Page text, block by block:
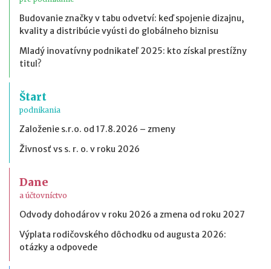
Budovanie značky v tabu odvetví: keď spojenie dizajnu,
kvality a distribúcie vyústi do globálneho biznisu
Mladý inovatívny podnikateľ 2025: kto získal prestížny
titul?
Štart
podnikania
Založenie s.r.o. od 17.8.2026 – zmeny
Živnosť vs s. r. o. v roku 2026
Dane
a účtovníctvo
Odvody dohodárov v roku 2026 a zmena od roku 2027
Výplata rodičovského dôchodku od augusta 2026:
otázky a odpovede